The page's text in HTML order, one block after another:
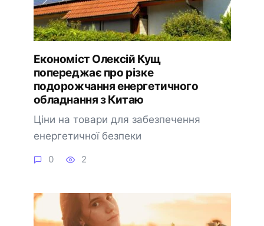
Економіст Олексій Кущ
попереджає про різке
подорожчання енергетичного
обладнання з Китаю
Ціни на товари для забезпечення
енергетичної безпеки
0 2